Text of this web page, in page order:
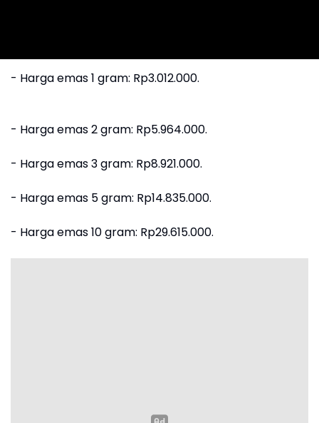
‎- ⁠Harga emas 1 gram: Rp3.012.000.
‎- ⁠Harga emas 2 gram: Rp5.964.000.
‎- ⁠Harga emas 3 gram: Rp8.921.000.
‎- ⁠Harga emas 5 gram: Rp14.835.000.
‎- ⁠Harga emas 10 gram: Rp29.615.000.